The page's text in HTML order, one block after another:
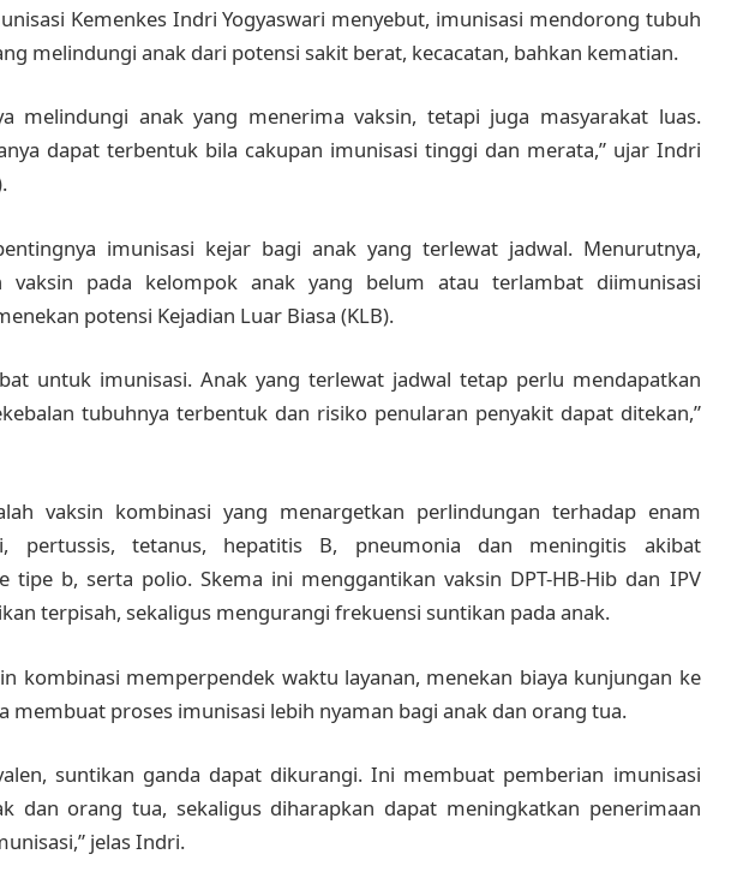
Kemenkes Indri Yogyaswari menyebut, imunisasi mendorong tubuh
melindungi anak dari potensi sakit berat, kecacatan, bahkan kematian.
melindungi anak yang menerima vaksin, tetapi juga masyarakat luas.
dapat terbentuk bila cakupan imunisasi tinggi dan merata,” ujar Indri
imunisasi kejar bagi anak yang terlewat jadwal. Menurutnya,
vaksin pada kelompok anak yang belum atau terlambat diimunisasi
potensi Kejadian Luar Biasa (KLB).
untuk imunisasi. Anak yang terlewat jadwal tetap perlu mendapatkan
tubuhnya terbentuk dan risiko penularan penyakit dapat ditekan,”
vaksin kombinasi yang menargetkan perlindungan terhadap enam
pertussis, tetanus, hepatitis B, pneumonia dan meningitis akibat
tipe b, serta polio. Skema ini menggantikan vaksin DPT-HB-Hib dan IPV
terpisah, sekaligus mengurangi frekuensi suntikan pada anak.
kombinasi memperpendek waktu layanan, menekan biaya kunjungan ke
membuat proses imunisasi lebih nyaman bagi anak dan orang tua.
suntikan ganda dapat dikurangi. Ini membuat pemberian imunisasi
dan orang tua, sekaligus diharapkan dapat meningkatkan penerimaan
jelas Indri.